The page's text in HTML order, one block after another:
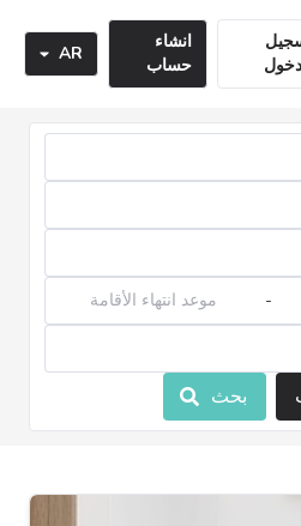
انشاء
حساب
AR
-
بحث